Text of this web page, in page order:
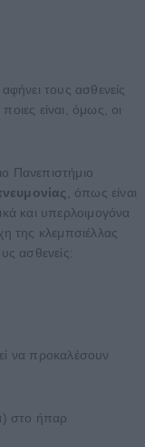
τους ασθενείς
είναι, όμως, οι
Πανεπιστήμιο
, όπως είναι
και υπερλοιμογόνα
της κλεμπσιέλλας
ασθενείς:
να προκαλέσουν
στο ήπαρ